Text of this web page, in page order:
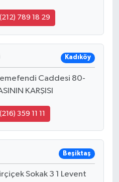
789 18 29
Kadıköy
Caddesi 80-
KARŞISI
359 11 11
Beşiktaş
Sokak 3 1 Levent